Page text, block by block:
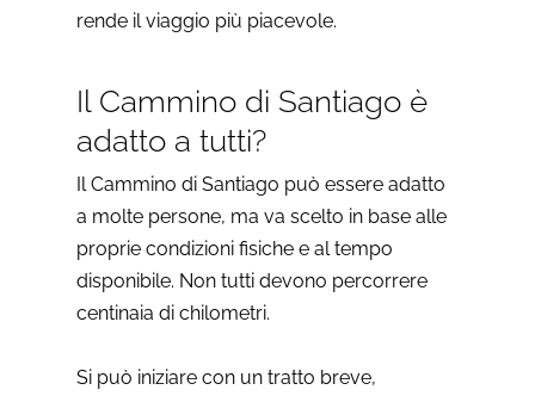
rende il viaggio più piacevole.
Il Cammino di Santiago è
adatto a tutti?
Il Cammino di Santiago può essere adatto
a molte persone, ma va scelto in base alle
proprie condizioni fisiche e al tempo
disponibile. Non tutti devono percorrere
centinaia di chilometri.
Si può iniziare con un tratto breve,